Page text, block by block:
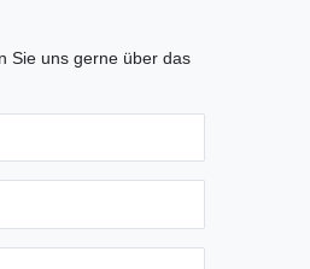
Sie uns gerne über das